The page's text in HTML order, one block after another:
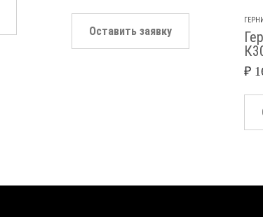
Оставить заявку
₽